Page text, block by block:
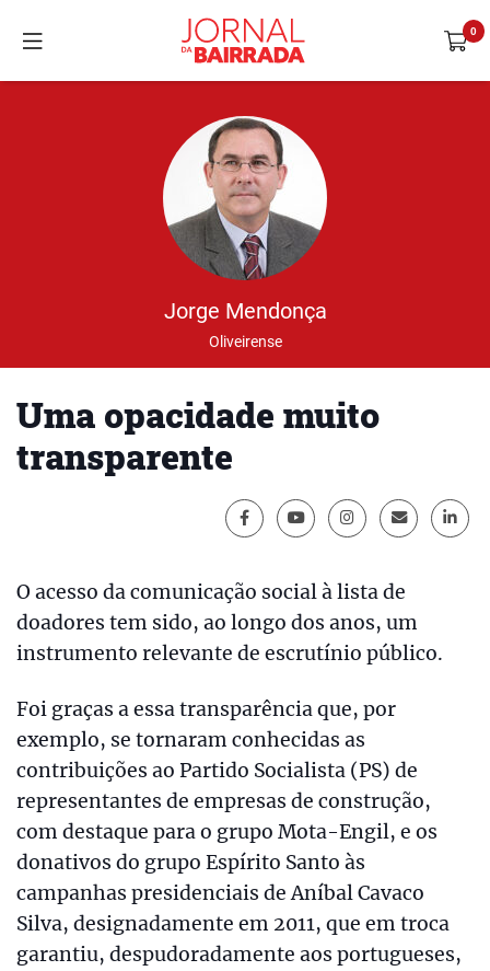
Jorge Mendonça
Oliveirense
Uma opacidade muito
transparente
O acesso da comunicação social à lista de
doadores tem sido, ao longo dos anos, um
instrumento relevante de escrutínio público.
Foi graças a essa transparência que, por
exemplo, se tornaram conhecidas as
contribuições ao Partido Socialista (PS) de
representantes de empresas de construção,
com destaque para o grupo Mota-Engil, e os
donativos do grupo Espírito Santo às
campanhas presidenciais de Aníbal Cavaco
Silva, designadamente em 2011, que em troca
garantiu, despudoradamente aos portugueses,